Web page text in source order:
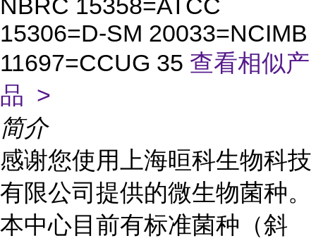
NBRC 15358=ATCC
15306=D-SM 20033=NCIMB
11697=CCUG 35 查看相似产
品 >
简介
感谢您使用上海晅科生物科技
有限公司提供的微生物菌种。
本中心目前有标准菌种（斜